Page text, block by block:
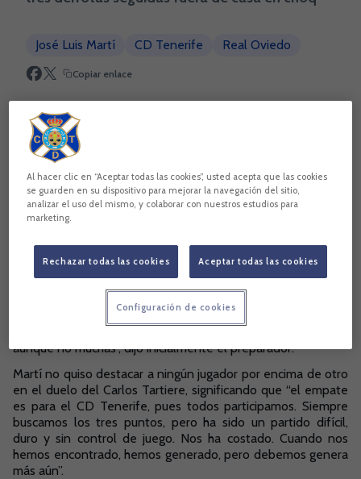
José Luis Martí CD Tenerife Real Oviedo
Copiar enlace
“No nos hemos encontrado en la primera parte, pero en la
aunque no muchas”, dijo inicialmente el preparador.
Martí no quiso destacar a ningún jugador por encima de otro
en el duelo del Carlos Tartiere, significando que “el empate
es para el CD Tenerife, pues todos participamos. Siempre
buscamos los tres puntos, pero ha sido un partido difícil,
duro y sin control de juego. Nos ha costado. Cuando nos
hemos encontrado, hemos generado, pero debemos genera
más aún”.
Al hacer clic en “Aceptar todas las cookies”, usted acepta que las cookies
se guarden en su dispositivo para mejorar la navegación del sitio,
analizar el uso del mismo, y colaborar con nuestros estudios para
marketing.
Rechazar todas las cookies Aceptar todas las cookies
Configuración de cookies